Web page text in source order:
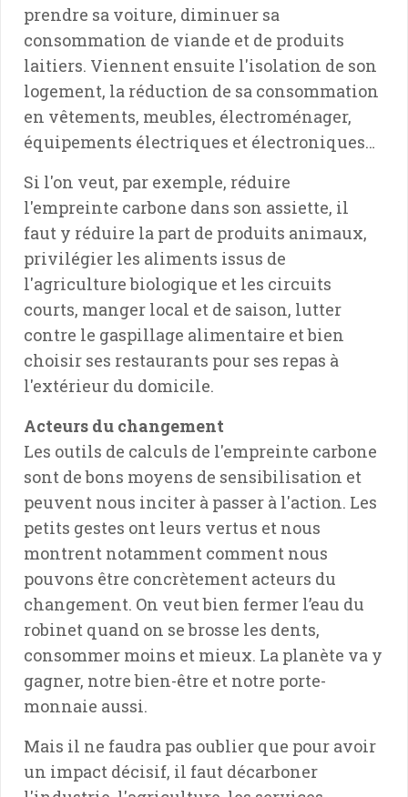
prendre sa voiture, diminuer sa
consommation de viande et de produits
laitiers. Viennent ensuite l'isolation de son
logement, la réduction de sa consommation
en vêtements, meubles, électroménager,
équipements électriques et électroniques…
Si l'on veut, par exemple, réduire
l'empreinte carbone dans son assiette, il
faut y réduire la part de produits animaux,
privilégier les aliments issus de
l'agriculture biologique et les circuits
courts, manger local et de saison, lutter
contre le gaspillage alimentaire et bien
choisir ses restaurants pour ses repas à
l'extérieur du domicile.
Acteurs du changement
Les outils de calculs de l'empreinte carbone
sont de bons moyens de sensibilisation et
peuvent nous inciter à passer à l'action. Les
petits gestes ont leurs vertus et nous
montrent notamment comment nous
pouvons être concrètement acteurs du
changement. On veut bien fermer l’eau du
robinet quand on se brosse les dents,
consommer moins et mieux. La planète va y
gagner, notre bien-être et notre porte-
monnaie aussi.
Mais il ne faudra pas oublier que pour avoir
un impact décisif, il faut décarboner